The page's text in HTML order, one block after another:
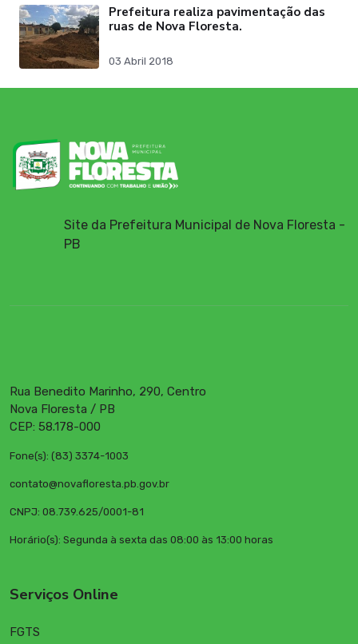
Prefeitura realiza pavimentação das
ruas de Nova Floresta.
03 Abril 2018
Site da Prefeitura Municipal de Nova Floresta -
PB
Rua Benedito Marinho, 290, Centro
Nova Floresta / PB
CEP: 58.178-000
Fone(s): (83) 3374-1003
contato@novafloresta.pb.gov.br
CNPJ: 08.739.625/0001-81
Horário(s): Segunda à sexta das 08:00 às 13:00 horas
Serviços Online
FGTS